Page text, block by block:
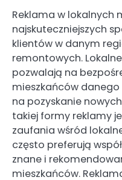
Reklama w lokalnych
najskuteczniejszych
klientów w danym
remontowych.
pozwalają na
mieszkańców danego
na pozyskanie
takiej formy reklamy
zaufania wśród
często preferują
znane i
mieszkańców.